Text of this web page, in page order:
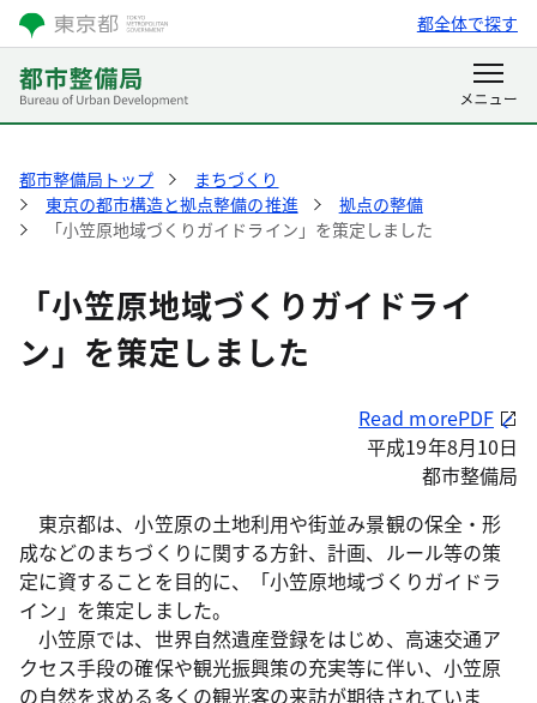
都全体で探す
都市整備局トップ
まちづくり
東京の都市構造と拠点整備の推進
拠点の整備
「小笠原地域づくりガイドライン」を策定しました
「小笠原地域づくりガイドライ
ン」を策定しました
Read morePDF
平成19年8月10日
都市整備局
東京都は、小笠原の土地利用や街並み景観の保全・形
成などのまちづくりに関する方針、計画、ルール等の策
定に資することを目的に、「小笠原地域づくりガイドラ
イン」を策定しました。
小笠原では、世界自然遺産登録をはじめ、高速交通ア
クセス手段の確保や観光振興策の充実等に伴い、小笠原
の自然を求める多くの観光客の来訪が期待されていま